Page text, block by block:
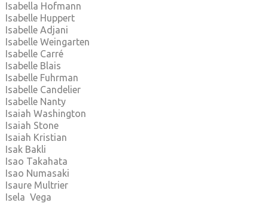
Isabella Hofmann
Isabelle Huppert
Isabelle Adjani
Isabelle Weingarten
Isabelle Carré
Isabelle Blais
Isabelle Fuhrman
Isabelle Candelier
Isabelle Nanty
Isaiah Washington
Isaiah Stone
Isaiah Kristian
Isak Bakli
Isao Takahata
Isao Numasaki
Isaure Multrier
Isela Vega